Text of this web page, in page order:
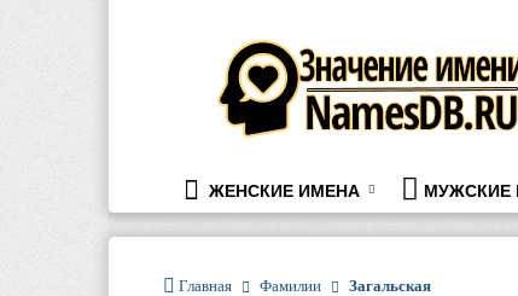
namesdb.ru
ЖЕНСКИЕ ИМЕНА МУЖСКИЕ
Главная Фамилии Загальская